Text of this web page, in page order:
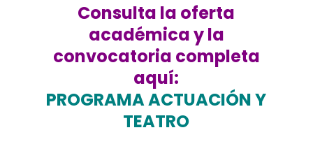
Consulta la oferta
académica y la
convocatoria completa
aquí:
PROGRAMA ACTUACIÓN Y
TEATRO